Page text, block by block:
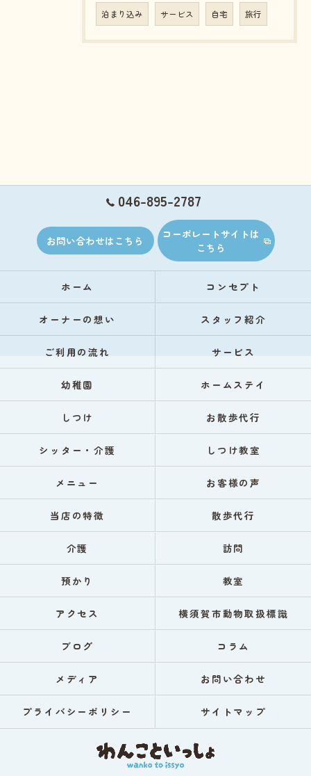
泊まり込み サービス 自宅 旅行
046-895-2787
お問い合わせはこちら
コーポレートサイトは
こちら
ホーム コンセプト
オーナーの想い スタッフ紹介
ご利用の流れ サービス
幼稚園 ホームステイ
しつけ お散歩代行
シッター・介護 しつけ教室
メニュー お客様の声
当店の特徴 散歩代行
介護 訪問
預かり 教室
アクセス 横須賀市動物取扱標識
ブログ コラム
メディア お問い合わせ
プライバシーポリシー サイトマップ